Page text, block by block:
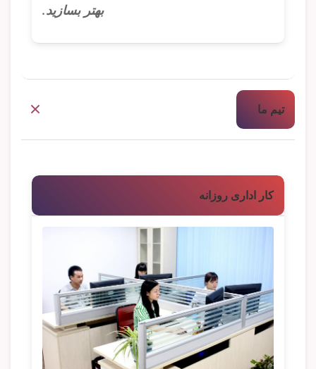
بهتر بسازید.
تیم ما
کار اداری روزانه